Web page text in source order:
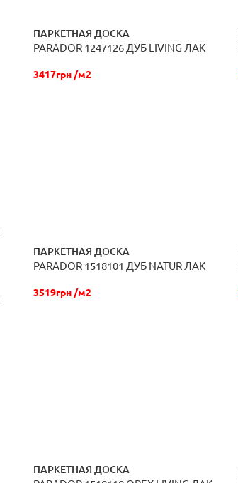
ПАРКЕТНАЯ ДОСКА
PARADOR 1247126 ДУБ LIVING ЛАК
3417грн /м2
ЗАКАЗАТЬ
ПАРКЕТНАЯ ДОСКА
PARADOR 1518101 ДУБ NATUR ЛАК
3519грн /м2
ЗАКАЗАТЬ
ПАРКЕТНАЯ ДОСКА